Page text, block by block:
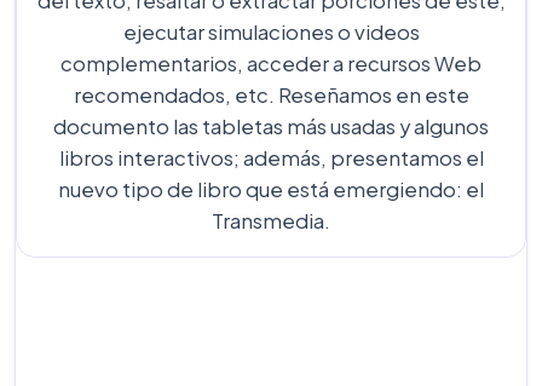
ejecutar simulaciones o videos
complementarios, acceder a recursos Web
recomendados, etc. Reseñamos en este
documento las tabletas más usadas y algunos
libros interactivos; además, presentamos el
nuevo tipo de libro que está emergiendo: el
Transmedia.